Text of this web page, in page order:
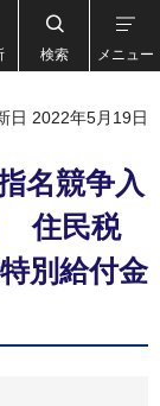
検索 メニュー
日 2022年5月19日
名競争入
住民税
別給付金